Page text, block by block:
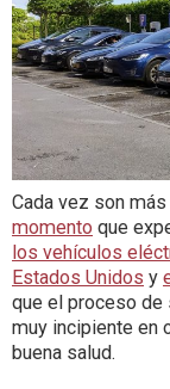
Cada vez son
momento que
los vehículos
Estados Unidos y
que el proceso de
muy incipiente en
buena salud.